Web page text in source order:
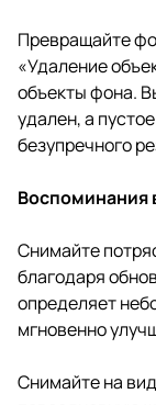
Превращайте
«Удаление
объекты фона.
удален, а
безупречного
Воспоминания
Снимайте
благодаря
определяет
мгновенно
Снимайте на